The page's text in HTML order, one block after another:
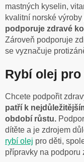
mastných kyselin,
kvalitní norské výroby
podporuje zdravé
Zároveň podporuje
se vyznačuje
Rybí olej
Chcete podpořit
patří k
období růstu.
dítěte a je zdrojem
rybí olej pro děti,
přípravky na podporu